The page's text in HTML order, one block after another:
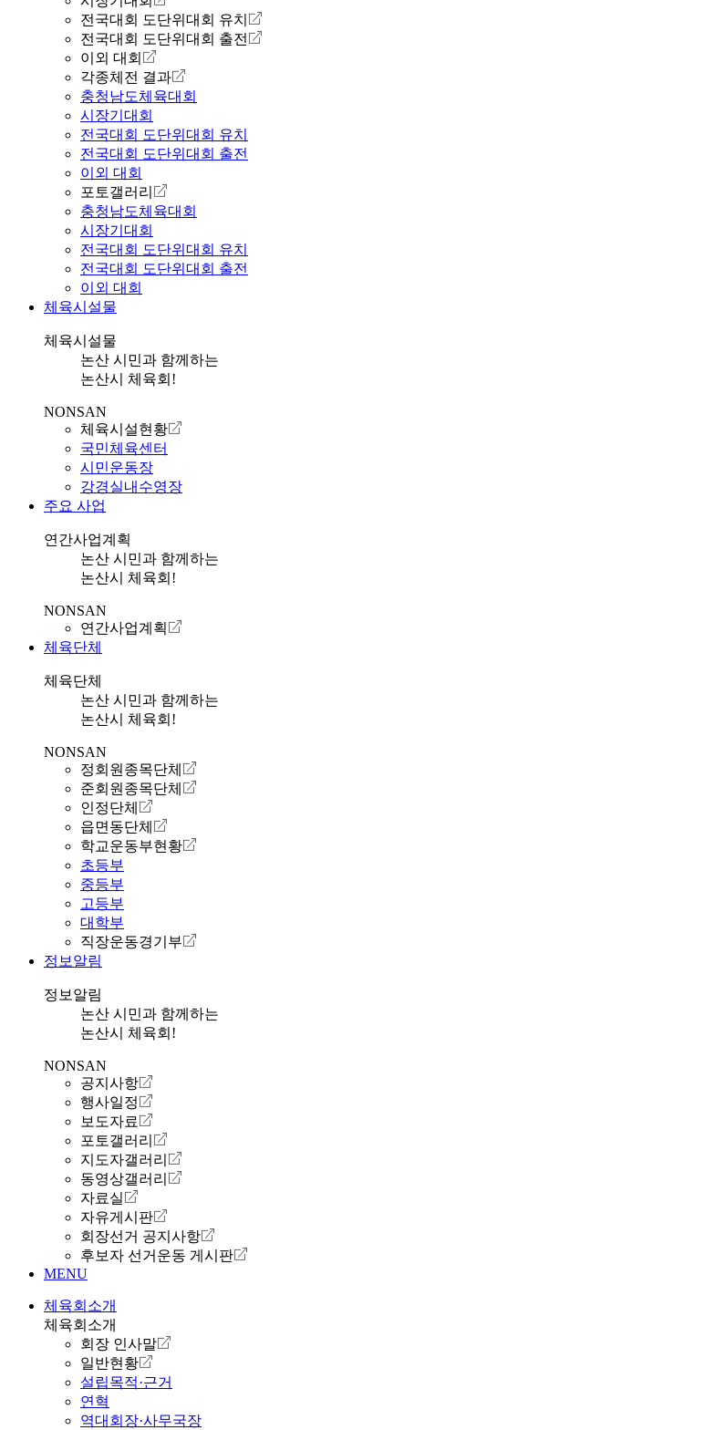
전국대회 도단위대회 유치
전국대회 도단위대회 출전
이외 대회
각종체전 결과
충청남도체육대회
시장기대회
전국대회 도단위대회 유치
전국대회 도단위대회 출전
이외 대회
포토갤러리
충청남도체육대회
시장기대회
전국대회 도단위대회 유치
전국대회 도단위대회 출전
이외 대회
체육시설물
체육시설물
논산 시민과 함께하는
논산시 체육회!
NONSAN
체육시설현황
국민체육센터
시민운동장
강경실내수영장
주요 사업
연간사업계획
논산 시민과 함께하는
논산시 체육회!
NONSAN
연간사업계획
체육단체
체육단체
논산 시민과 함께하는
논산시 체육회!
NONSAN
정회원종목단체
준회원종목단체
인정단체
읍면동단체
학교운동부현황
초등부
중등부
고등부
대학부
직장운동경기부
정보알림
정보알림
논산 시민과 함께하는
논산시 체육회!
NONSAN
공지사항
행사일정
보도자료
포토갤러리
지도자갤러리
동영상갤러리
자료실
자유게시판
회장선거 공지사항
후보자 선거운동 게시판
MENU
체육회소개
체육회소개
회장 인사말
일반현황
설립목적·근거
연혁
역대회장·사무국장